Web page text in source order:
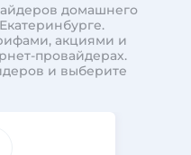
домашнего
акциями и
провайдерах.
и выберите